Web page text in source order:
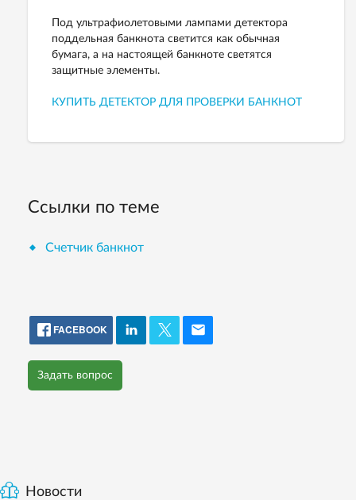
Под ультрафиолетовыми лампами детектора
поддельная банкнота светится как обычная
бумага, а на настоящей банкноте светятся
защитные элементы.
КУПИТЬ ДЕТЕКТОР ДЛЯ ПРОВЕРКИ БАНКНОТ
Ссылки по теме
Счетчик банкнот
FACEBOOK
Задать вопрос
Новости